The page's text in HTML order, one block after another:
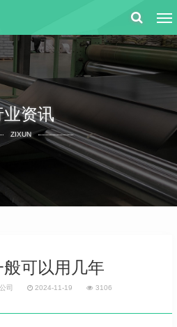
业资讯
ZIXUN
般可以用几年
司 2024-11-19 3106